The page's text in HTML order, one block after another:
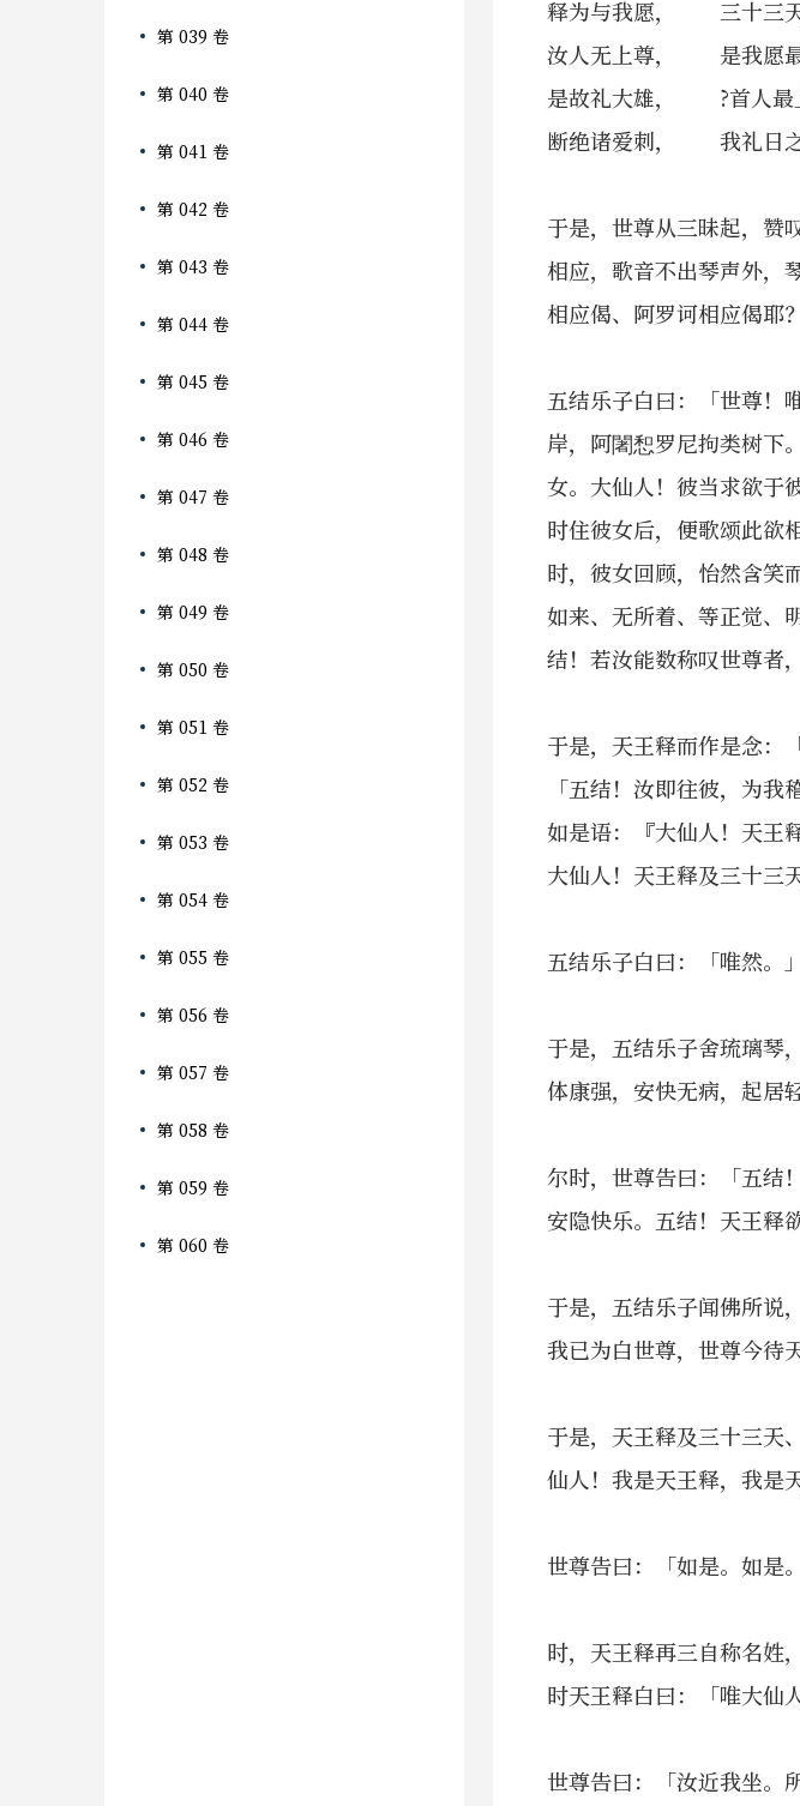
第 039 卷
第 040 卷
第 041 卷
第 042 卷
第 043 卷
第 044 卷
第 045 卷
第 046 卷
第 047 卷
第 048 卷
第 049 卷
第 050 卷
第 051 卷
第 052 卷
第 053 卷
第 054 卷
第 055 卷
第 056 卷
第 057 卷
第 058 卷
第 059 卷
第 060 卷